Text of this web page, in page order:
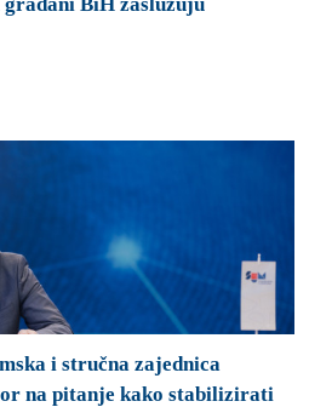
i stručna zajednica
na pitanje kako stabilizirati